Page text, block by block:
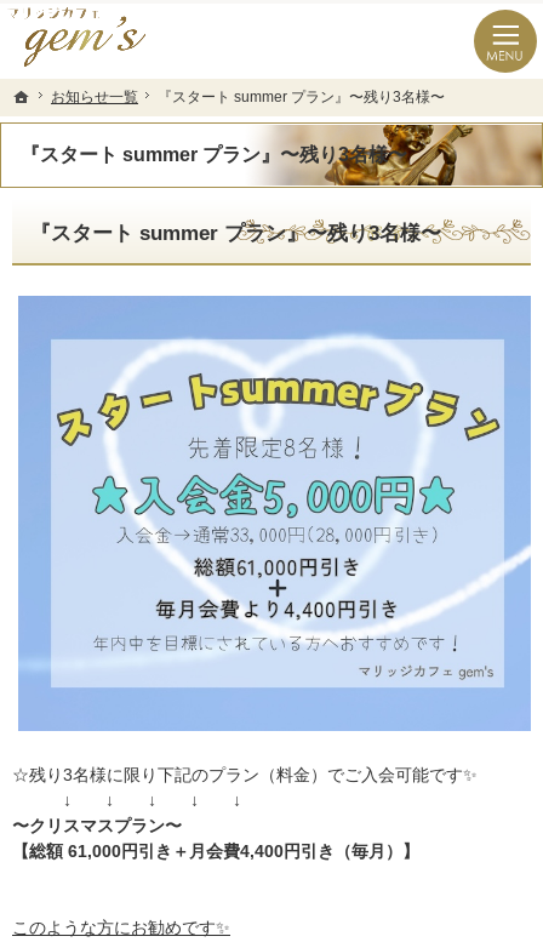
ホーム
お知らせ一覧 『スタート summer プラン』〜残り3名様〜
『スタート summer プラン』〜残り3名様〜
長崎県の婚活なら結婚相談所のマリッジカフェgem’ｓ（ジェムズ）
長崎県長崎市の結婚相談所マリッジカフェgem's(ジェムズ)
『スタート summer プラン』〜残り3名様〜
☆残り3名様に限り下記のプラン（料金）でご入会可能です✨
↓ ↓ ↓ ↓ ↓
〜クリスマスプラン〜
【総額 61,000円引き＋月会費4,400円引き（毎月）】
このような方にお勧めです✨
ホーム
お知らせ一覧 『スタート summer プラン』〜残り3名様〜